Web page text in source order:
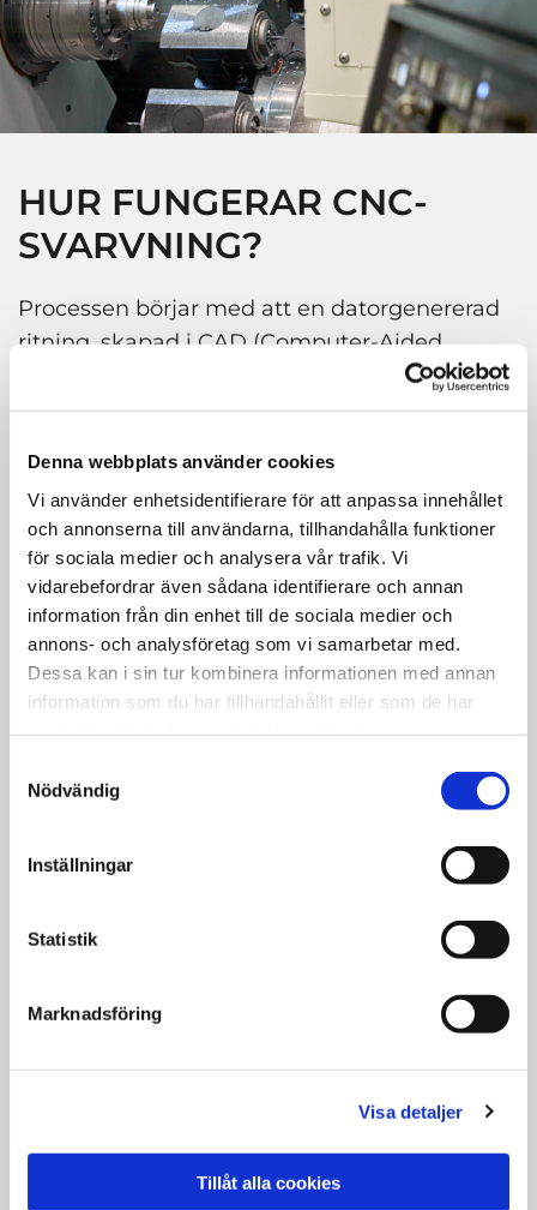
Denna webbplats använder cookies
Vi använder enhetsidentifierare för att anpassa innehållet
och annonserna till användarna, tillhandahålla funktioner
för sociala medier och analysera vår trafik. Vi
vidarebefordrar även sådana identifierare och annan
information från din enhet till de sociala medier och
annons- och analysföretag som vi samarbetar med.
Dessa kan i sin tur kombinera informationen med annan
information som du har tillhandahållit eller som de har
Nödvändig
Inställningar
Statistik
Marknadsföring
Visa detaljer
Tillåt alla cookies
HUR FUNGERAR CNC-
SVARVNING?
Processen börjar med att en datorgenererad
ritning, skapad i CAD (Computer-Aided
Design) programvara, omvandlas till ett CNC-
program. Detta program innehåller
rörelser, skärverktygets position, och
hastigheten på rotationen.
Arbetsstycket, oftast en stång eller ett block
av material, spänns fast i svarvens chuck och
roterar runt sin axel. Ett skärverktyg, monterat
på ett rörligt stöd, rör sig längs arbetsstycket
och avlägsnar material för att forma
och formen.
grad av precision, vilket är kritiskt för